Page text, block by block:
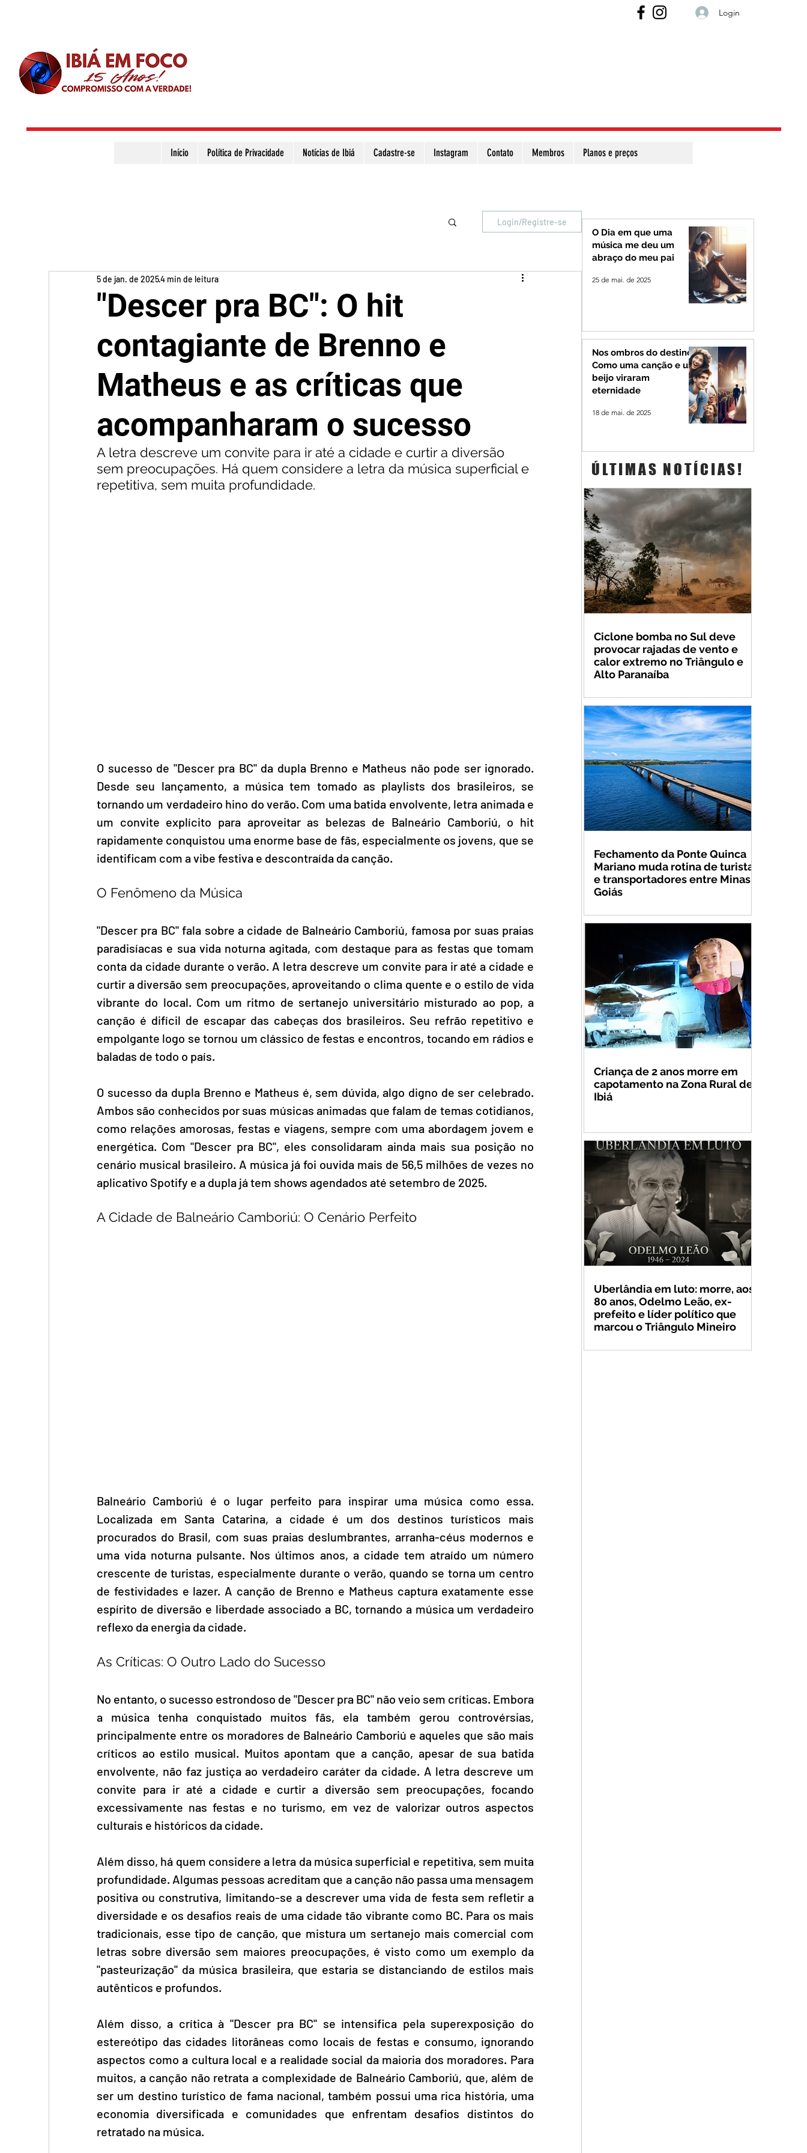
Login
Início Política de Privacidade Notícias de Ibiá Cadastre-se Instagram Contato Membros Planos e preços
Login/Registre-se
"Descer pra BC": O hit
contagiante de Brenno e
Matheus e as críticas que
acompanharam o sucesso
5 de jan. de 20254 min de leitura
A letra descreve um convite para ir até a cidade e curtir a diversão
sem preocupações. Há quem considere a letra da música superficial e
repetitiva, sem muita profundidade.
O sucesso de "Descer pra BC" da dupla Brenno e Matheus não pode ser ignorado.
Desde seu lançamento, a música tem tomado as playlists dos brasileiros, se
tornando um verdadeiro hino do verão. Com uma batida envolvente, letra animada e
um convite explícito para aproveitar as belezas de Balneário Camboriú, o hit
rapidamente conquistou uma enorme base de fãs, especialmente os jovens, que se
identificam com a vibe festiva e descontraída da canção.
O Fenômeno da Música
"Descer pra BC" fala sobre a cidade de Balneário Camboriú, famosa por suas praias
paradisíacas e sua vida noturna agitada, com destaque para as festas que tomam
conta da cidade durante o verão. A letra descreve um convite para ir até a cidade e
curtir a diversão sem preocupações, aproveitando o clima quente e o estilo de vida
vibrante do local. Com um ritmo de sertanejo universitário misturado ao pop, a
canção é difícil de escapar das cabeças dos brasileiros. Seu refrão repetitivo e
empolgante logo se tornou um clássico de festas e encontros, tocando em rádios e
baladas de todo o país.
O sucesso da dupla Brenno e Matheus é, sem dúvida, algo digno de ser celebrado.
Ambos são conhecidos por suas músicas animadas que falam de temas cotidianos,
como relações amorosas, festas e viagens, sempre com uma abordagem jovem e
energética. Com "Descer pra BC", eles consolidaram ainda mais sua posição no
cenário musical brasileiro. A música já foi ouvida mais de 56,5 milhões de vezes no
aplicativo Spotify e a dupla já tem shows agendados até setembro de 2025.
A Cidade de Balneário Camboriú: O Cenário Perfeito
Balneário Camboriú é o lugar perfeito para inspirar uma música como essa.
Localizada em Santa Catarina, a cidade é um dos destinos turísticos mais
procurados do Brasil, com suas praias deslumbrantes, arranha-céus modernos e
uma vida noturna pulsante. Nos últimos anos, a cidade tem atraído um número
crescente de turistas, especialmente durante o verão, quando se torna um centro
de festividades e lazer. A canção de Brenno e Matheus captura exatamente esse
espírito de diversão e liberdade associado a BC, tornando a música um verdadeiro
reflexo da energia da cidade.
As Críticas: O Outro Lado do Sucesso
No entanto, o sucesso estrondoso de "Descer pra BC" não veio sem críticas. Embora
a música tenha conquistado muitos fãs, ela também gerou controvérsias,
principalmente entre os moradores de Balneário Camboriú e aqueles que são mais
críticos ao estilo musical. Muitos apontam que a canção, apesar de sua batida
envolvente, não faz justiça ao verdadeiro caráter da cidade. A letra descreve um
convite para ir até a cidade e curtir a diversão sem preocupações, focando
excessivamente nas festas e no turismo, em vez de valorizar outros aspectos
culturais e históricos da cidade.
Além disso, há quem considere a letra da música superficial e repetitiva, sem muita
profundidade. Algumas pessoas acreditam que a canção não passa uma mensagem
positiva ou construtiva, limitando-se a descrever uma vida de festa sem refletir a
diversidade e os desafios reais de uma cidade tão vibrante como BC. Para os mais
tradicionais, esse tipo de canção, que mistura um sertanejo mais comercial com
letras sobre diversão sem maiores preocupações, é visto como um exemplo da
"pasteurização" da música brasileira, que estaria se distanciando de estilos mais
autênticos e profundos.
Além disso, a crítica à "Descer pra BC" se intensifica pela superexposição do
estereótipo das cidades litorâneas como locais de festas e consumo, ignorando
aspectos como a cultura local e a realidade social da maioria dos moradores. Para
muitos, a canção não retrata a complexidade de Balneário Camboriú, que, além de
ser um destino turístico de fama nacional, também possui uma rica história, uma
economia diversificada e comunidades que enfrentam desafios distintos do
retratado na música.
O Dia em que uma
música me deu um
abraço do meu pai
25 de mai. de 2025
Nos ombros do destino:
Como uma canção e um
beijo viraram
eternidade
18 de mai. de 2025
ÚLTIMAS NOTÍCIAS!
Ciclone bomba no Sul deve
provocar rajadas de vento e
calor extremo no Triângulo e
Alto Paranaíba
Fechamento da Ponte Quinca
Mariano muda rotina de turistas
e transportadores entre Minas e
Goiás
Criança de 2 anos morre em
capotamento na Zona Rural de
Ibiá
Uberlândia em luto: morre, aos
80 anos, Odelmo Leão, ex-
prefeito e líder político que
marcou o Triângulo Mineiro